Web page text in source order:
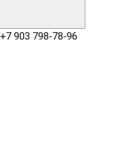
+7 903 798-78-96